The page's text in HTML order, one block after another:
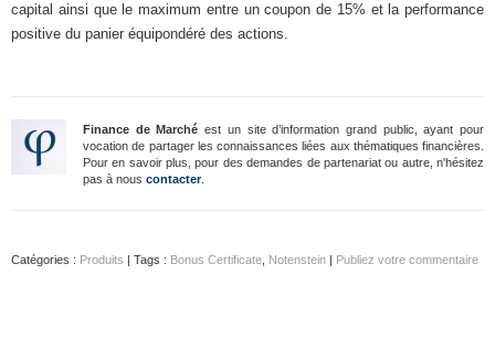
capital ainsi que le maximum entre un coupon de 15% et la performance
positive du panier équipondéré des actions.
Finance de Marché est un site d’information grand public, ayant pour
vocation de partager les connaissances liées aux thématiques financières.
Pour en savoir plus, pour des demandes de partenariat ou autre, n'hésitez
pas à nous contacter.
Catégories : Produits | Tags : Bonus Certificate Notenstein | Publiez votre commentaire